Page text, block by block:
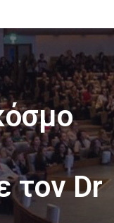
τον Dr